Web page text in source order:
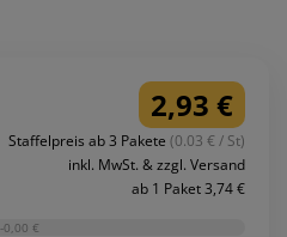
2,93 €
Staffelpreis ab 3 Pakete (0.03 € / St)
inkl. MwSt. & zzgl. Versand
ab 1 Paket 3,74 €
-0,00 €